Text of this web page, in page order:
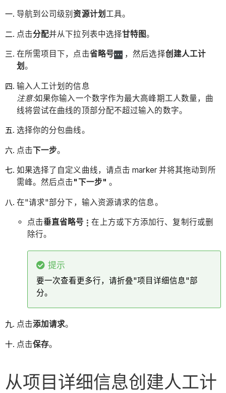
导航到公司级别资源计划 工具。
点击分配并从下拉列表中选择甘特图。
在所需项目下，点击省略号 ，然后选择创建人工计
划 。
输入人工计划的信息
注意:如果你输入一个数字作为最大高峰期工人数量，曲
线将尝试在曲线的顶部分配不超过输入的数字。
选择你的分包曲线。
点击下一步。
如果选择了自定义曲线，请点击 marker 并将其拖动到所
需峰。然后点击"下一步" 。
在"请求"部分下，输入资源请求的信息。
点击垂直省略号
在上方或下方添加行、复制行或删
除行。
提示
要一次查看更多行，请折叠"项目详细信息"部
分。
点击添加请求。
点击保存。
从项目详细信息创建人工计